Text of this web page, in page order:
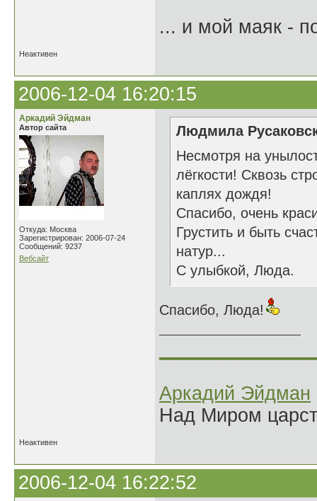
... и мой маяк -
Неактивен
2006-12-04 16:20:15
Аркадий Эйдман
Автор сайта
Откуда: Москва
Зарегистрирован: 2006-07-24
Сообщений: 9237
Вебсайт
Людмила
Несмотря на
лёгкости! Сквозь
каплях дождя!
Спасибо, очень
Грустить и быть
натур...
С улыбкой, Люда.
Спасибо, Люда!
Аркадий Эйдман
Над Миром
Неактивен
2006-12-04 16:22:52